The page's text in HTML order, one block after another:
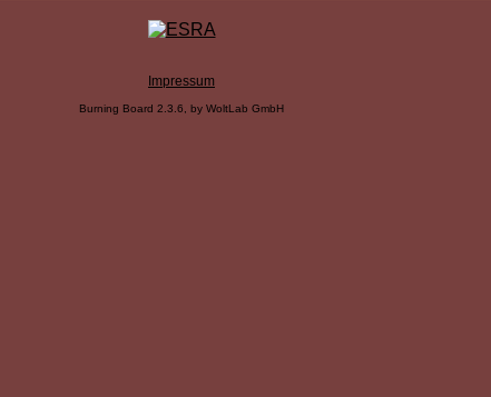
Impressum
Burning Board 2.3.6, by WoltLab GmbH